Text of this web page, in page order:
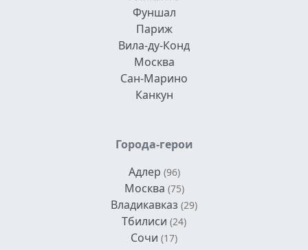
Фуншал
Париж
Вила-ду-Конд
Москва
Сан-Марино
Канкун
Города-герои
Адлер (96)
Москва (75)
Владикавказ (29)
Тбилиси (24)
Сочи (17)